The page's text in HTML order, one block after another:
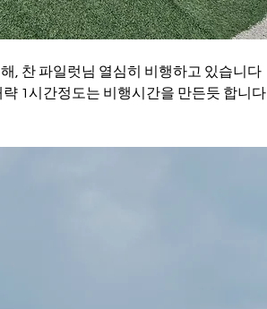
, 찬 파일럿님 열심히 비행하고 있습니다
1시간정도는 비행시간을 만든듯 합니다